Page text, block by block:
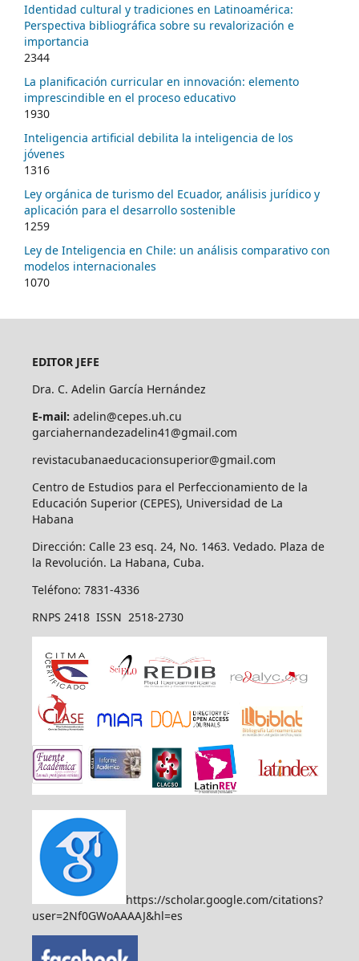
Identidad cultural y tradiciones en Latinoamérica:
Perspectiva bibliográfica sobre su revalorización e
importancia
2344
La planificación curricular en innovación: elemento
imprescindible en el proceso educativo
1930
Inteligencia artificial debilita la inteligencia de los
jóvenes
1316
Ley orgánica de turismo del Ecuador, análisis jurídico y
aplicación para el desarrollo sostenible
1259
Ley de Inteligencia en Chile: un análisis comparativo con
modelos internacionales
1070
EDITOR JEFE
Dra. C. Adelin García Hernández
E-mail: adelin@cepes.uh.cu
garciahernandezadelin41@gmail.com
revistacubanaeducacionsuperior@gmail.com
Centro de Estudios para el Perfeccionamiento de la
Educación Superior (CEPES), Universidad de La
Habana
Dirección: Calle 23 esq. 24, No. 1463. Vedado. Plaza de
la Revolución. La Habana, Cuba.
Teléfono: 7831-4336
RNPS 2418 ISSN 2518-2730
https://scholar.google.com/citations?
user=2Nf0GWoAAAAJ&hl=es